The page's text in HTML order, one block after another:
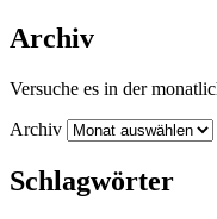
Archiv
Versuche es in der
Archiv
Schlagwörter